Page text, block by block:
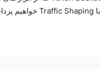
با Traffic Shaping خواهیم پرداخت .